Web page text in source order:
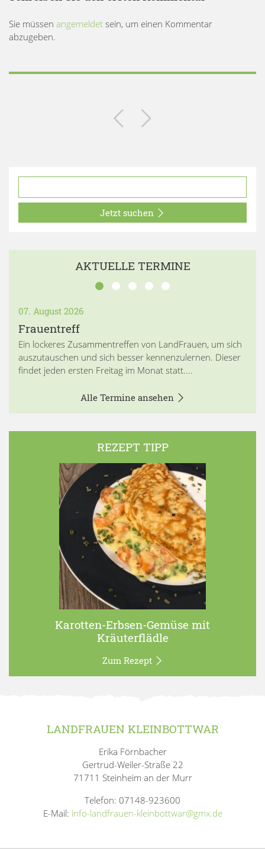
Sie müssen angemeldet sein, um einen Kommentar
abzugeben.
Jetzt suchen
AKTUELLE TERMINE
07. August 2026
Frauentreff
Ein lockeres Zusammentreffen von LandFrauen, um sich
auszutauschen und sich besser kennenzulernen. Dieser
findet jeden ersten Freitag im Monat statt....
Alle Termine ansehen
REZEPT TIPP
Karotten-Erbsen-Gemüse mit
Kräuterflädle
Zum Rezept
LANDFRAUEN KLEINBOTTWAR
Erika Förnbacher
Gertrud-Weiler-Straße 22
71711 Steinheim an der Murr
Telefon: 07148-923600
E-Mail: info-landfrauen-kleinbottwar@gmx.de